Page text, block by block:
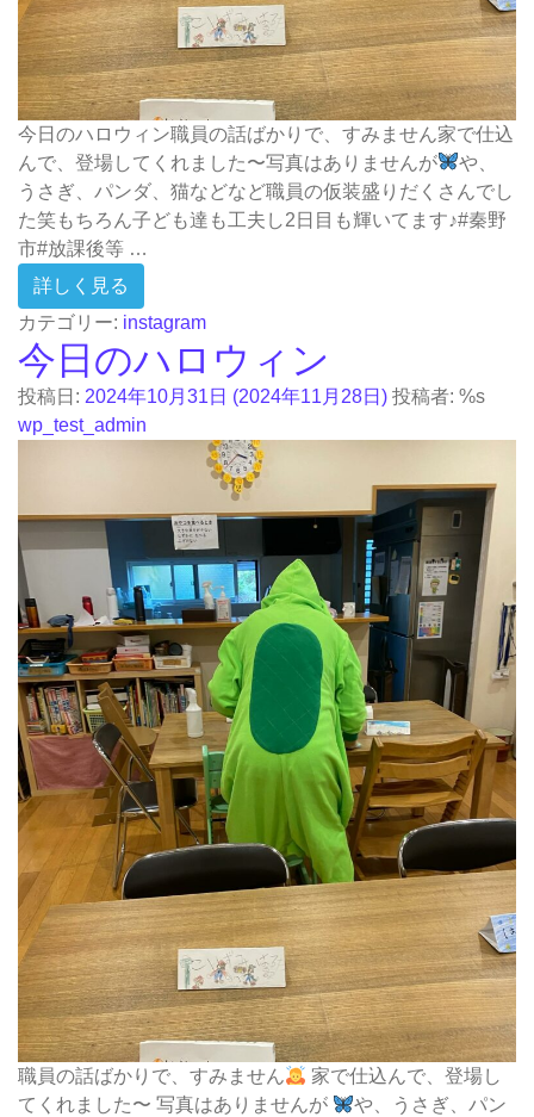
今日のハロウィン職員の話ばかりで、すみません家で仕込
んで、登場してくれました〜写真はありませんが
や、
うさぎ、パンダ、猫などなど職員の仮装盛りだくさんでし
た笑もちろん子ども達も工夫し2日目も輝いてます♪#秦野
市#放課後等 …
詳しく見る
カテゴリー: instagram
今日のハロウィン
投稿日: 2024年10月31日 (2024年11月28日) 投稿者: %s
wp_test_admin
職員の話ばかりで、すみません
家で仕込んで、登場し
てくれました〜 写真はありませんが
や、うさぎ、パン